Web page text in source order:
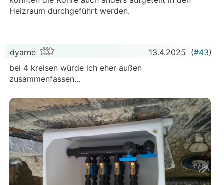
Heizraum durchgeführt werden.
dyarne 13.4.2025 (#43)
bei 4 kreisen würde ich eher außen
zusammenfassen...